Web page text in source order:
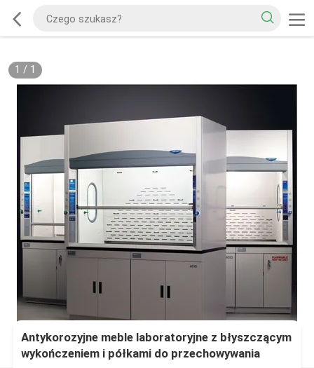
1 / 1
Antykorozyjne meble laboratoryjne z błyszczącym
wykończeniem i półkami do przechowywania